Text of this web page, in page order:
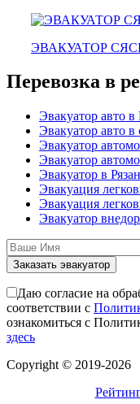
ЭВАКУАТОР
Перевозка в
Эвакуатор авто
Эвакуатор авто в
Эвакуатор
Эвакуатор
Эвакуатор в
Эвакуация
Эвакуация
Эвакуатор
Заказать эвакуатор
Даю согласие на
соответствии с
ознакомиться с
здесь
Сopyright © 2019-2026